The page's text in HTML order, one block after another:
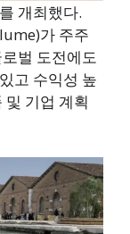
개최했다.
가 주주
벌 도전에도
고 수익성 높
기업 계획